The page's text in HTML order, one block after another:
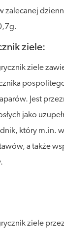
zalecanej
ziele:
ziele
Jest
jako
który m.in.
a także
ziele